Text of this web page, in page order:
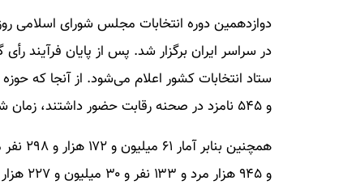
در سراسر ایران برگزار شد. پس از پایان فرآیند
و ۵۴۵ نامزد در صحنه رقابت حضور داشتند، زمان شمارش و اعلام نتایج زمان می‌برد.
و ۹۴۵ هزار مرد و ۱۳۳ نفر و ۳۰ میلیون و ۲۲۷ هزار و ۱۶۵ نفر زن بودند.